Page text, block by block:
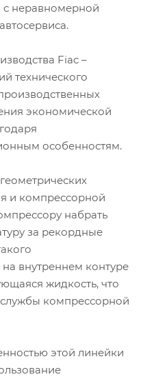
неравномерной
Fiac –
технического
экономической
особенностям.
и компрессорной
набрать
за рекордные
внутреннем контуре
жидкость, что
компрессорной
этой линейки